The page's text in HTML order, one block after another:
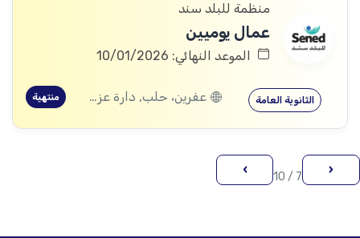
منظمة للبلد سند
عمال يوميين
الموعد النهائي: 10/01/2026
الثانوية العامة عفرين، حلب, دارة عزة، حلب منتهية
‹
7 / 10
›